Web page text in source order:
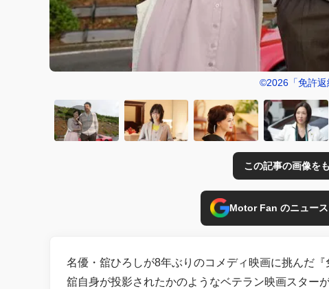
©2026「免許
この記事の画像を
Motor Fan のニュー
名優・舘ひろしが8年ぶりのコメディ映画に挑んだ
舘自身が投影されたかのようなベテラン映画スター